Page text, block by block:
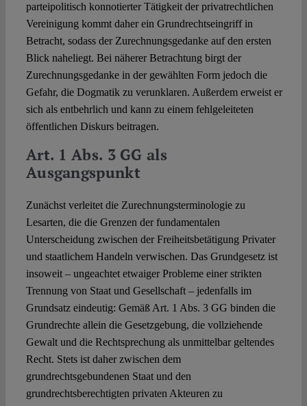
parteipolitisch konnotierter Tätigkeit der privatrechtlichen
Vereinigung kommt daher ein Grundrechtseingriff in
Betracht, sodass der Zurechnungsgedanke auf den ersten
Blick naheliegt. Bei näherer Betrachtung birgt der
Zurechnungsgedanke in der gewählten Form jedoch die
Gefahr, die Dogmatik zu verunklaren. Außerdem erweist er
sich als entbehrlich und kann zu einem fehlgeleiteten
öffentlichen Diskurs beitragen.
Art. 1 Abs. 3 GG als
Ausgangspunkt
Zunächst verleitet die Zurechnungsterminologie zu
Lesarten, die die Grenzen der fundamentalen
Unterscheidung zwischen der Freiheitsbetätigung Privater
und staatlichem Handeln verwischen. Das Grundgesetz ist
insoweit – ungeachtet etwaiger Probleme einer strikten
Trennung von Staat und Gesellschaft – jedenfalls im
Grundsatz eindeutig: Gemäß Art. 1 Abs. 3 GG binden die
Grundrechte allein die Gesetzgebung, die vollziehende
Gewalt und die Rechtsprechung als unmittelbar geltendes
Recht. Stets ist daher zwischen dem
grundrechtsgebundenen Staat und den
grundrechtsberechtigten privaten Akteuren zu